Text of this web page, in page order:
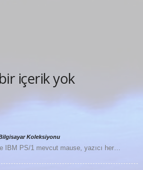
içerik yok
Koleksiyonu
IBM PS/1 mevcut mause, yazıcı her…